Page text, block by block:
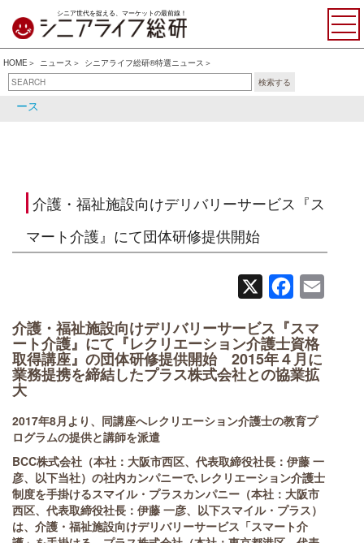
シニア世代を捉える、マーケットの最前線！
HOME ニュース
シニアライフ総研®特選ニュース
検索する
シニアライフ総研®特選ニュ
ース
シニア関連ニュース
介護・福祉施設向けデリバリーサービス『ス
マート介護』にて団体研修提供開始
Facebook
介護・福祉施設向けデリバリーサービス『スマ
ート介護』にて『レクリエーション介護士資格
取得講座』の団体研修提供開始 2015年４月に
業務提携を締結したプラス株式会社との協業拡
大
2017年8月より、同講座へレクリエーション介護士の教育プ
ログラムの提供と講師を派遣
BCC株式会社（本社：大阪市西区、代表取締役社長：伊藤 一
彦、以下当社）の社内カンパニーで､レクリエーション介護士
制度を手掛けるスマイル・プラスカンパニー（本社：大阪市
西区、代表取締役社長：伊藤 一彦、以下スマイル・プラス）
は、介護・福祉施設向けデリバリーサービス「スマート介